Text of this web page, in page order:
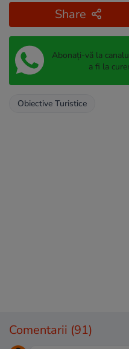
Share
Abonați-vă la
a fi la
Obiective Turistice
Comentarii (91)